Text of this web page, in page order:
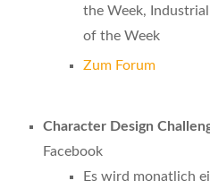
the Week,
of the Week
Zum Forum
Character Design
Facebook
Es wird monatlich